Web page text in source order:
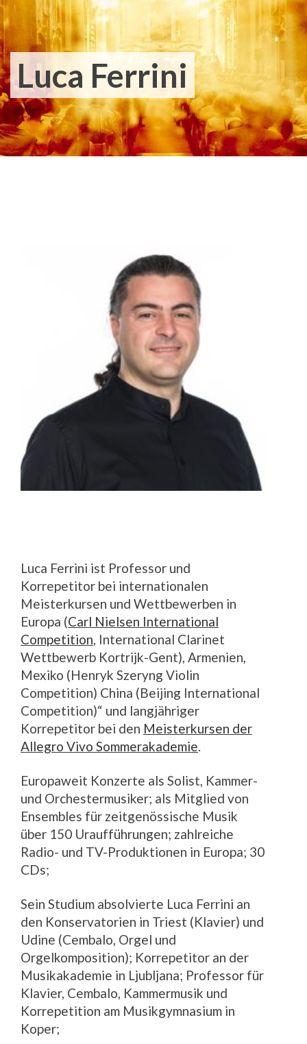
Luca Ferrini
Luca Ferrini ist Professor und
Korrepetitor bei internationalen
Meisterkursen und Wettbewerben in
Europa (Carl Nielsen International
Competition, International Clarinet
Wettbewerb Kortrijk-Gent), Armenien,
Mexiko (Henryk Szeryng Violin
Competition) China (Beijing International
Competition)“ und langjähriger
Korrepetitor bei den Meisterkursen der
Allegro Vivo Sommerakademie.
Europaweit Konzerte als Solist, Kammer-
und Orchestermusiker; als Mitglied von
Ensembles für zeitgenössische Musik
über 150 Uraufführungen; zahlreiche
Radio- und TV-Produktionen in Europa; 30
CDs;
Sein Studium absolvierte Luca Ferrini an
den Konservatorien in Triest (Klavier) und
Udine (Cembalo, Orgel und
Orgelkomposition); Korrepetitor an der
Musikakademie in Ljubljana; Professor für
Klavier, Cembalo, Kammermusik und
Korrepetition am Musikgymnasium in
Koper;